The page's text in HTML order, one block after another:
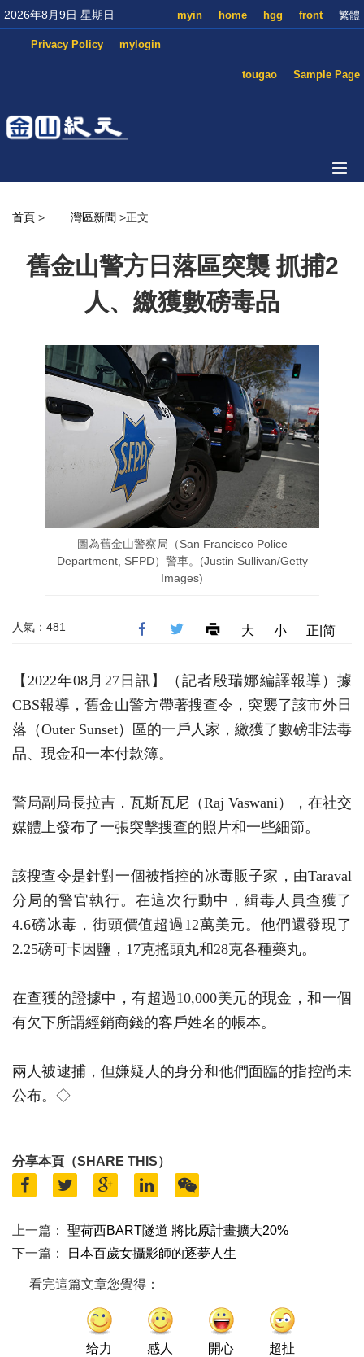
2026年8月9日 星期日 繁體
front
hgg
home
myin
mylogin
Privacy Policy
Sample Page
tougao
首頁 > 灣區新聞 >正文
舊金山警方日落區突襲 抓捕2
人、繳獲數磅毒品
圖為舊金山警察局（San Francisco Police
Department, SFPD）警車。(Justin Sullivan/Getty
Images)
人氣：481 大 小 正|简
【2022年08月27日訊】（記者殷瑞娜編譯報導）據
CBS報導，舊金山警方帶著搜查令，突襲了該市外日
落（Outer Sunset）區的一戶人家，繳獲了數磅非法毒
品、現金和一本付款簿。
警局副局長拉吉．瓦斯瓦尼（Raj Vaswani），在社交
媒體上發布了一張突擊搜查的照片和一些細節。
該搜查令是針對一個被指控的冰毒販子家，由Taraval
分局的警官執行。在這次行動中，緝毒人員查獲了
4.6磅冰毒，街頭價值超過12萬美元。他們還發現了
2.25磅可卡因鹽，17克搖頭丸和28克各種藥丸。
在查獲的證據中，有超過10,000美元的現金，和一個
有欠下所謂經銷商錢的客戶姓名的帳本。
兩人被逮捕，但嫌疑人的身分和他們面臨的指控尚未
公布。◇
分享本頁（SHARE THIS）
上一篇：
聖荷西BART隧道 將比原計畫擴大20%
下一篇：
日本百歲女攝影師的逐夢人生
看完這篇文章您覺得：
给力 感人 開心 超扯